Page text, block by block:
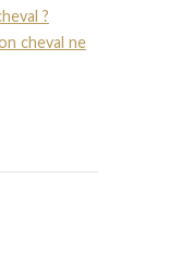
?
cheval ne